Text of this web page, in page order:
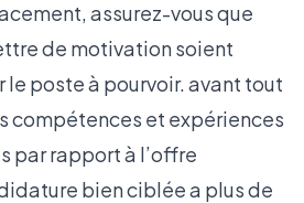
assurez-vous que
de motivation soient
le poste à pourvoir. avant tout
compétences et expériences
par rapport à l’offre
bien ciblée a plus de